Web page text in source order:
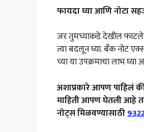
फायदा घ्या आणि नोटा
जर तुमच्याकडे देखील
त्या बदलून घ्या. बँक नोट
च्या या उपक्रमाचा लाभ
अशाप्रकारे आपण पाहिलं
माहिती आपण घेतली आहे तर
नोट्स मिळवण्यासाठी